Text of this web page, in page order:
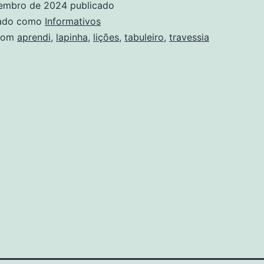
de 2024 publicado
como Informativos
aprendi, lapinha, lições, tabuleiro, travessia